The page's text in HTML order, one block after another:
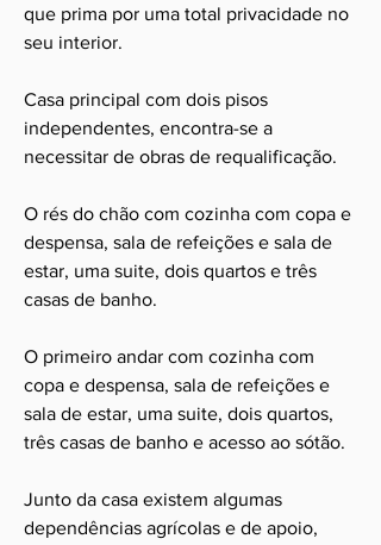
que prima por uma total privacidade no
seu interior.
Casa principal com dois pisos
independentes, encontra-se a
necessitar de obras de requalificação.
O rés do chão com cozinha com copa e
despensa, sala de refeições e sala de
estar, uma suite, dois quartos e três
casas de banho.
O primeiro andar com cozinha com
copa e despensa, sala de refeições e
sala de estar, uma suite, dois quartos,
três casas de banho e acesso ao sótão.
Junto da casa existem algumas
dependências agrícolas e de apoio,